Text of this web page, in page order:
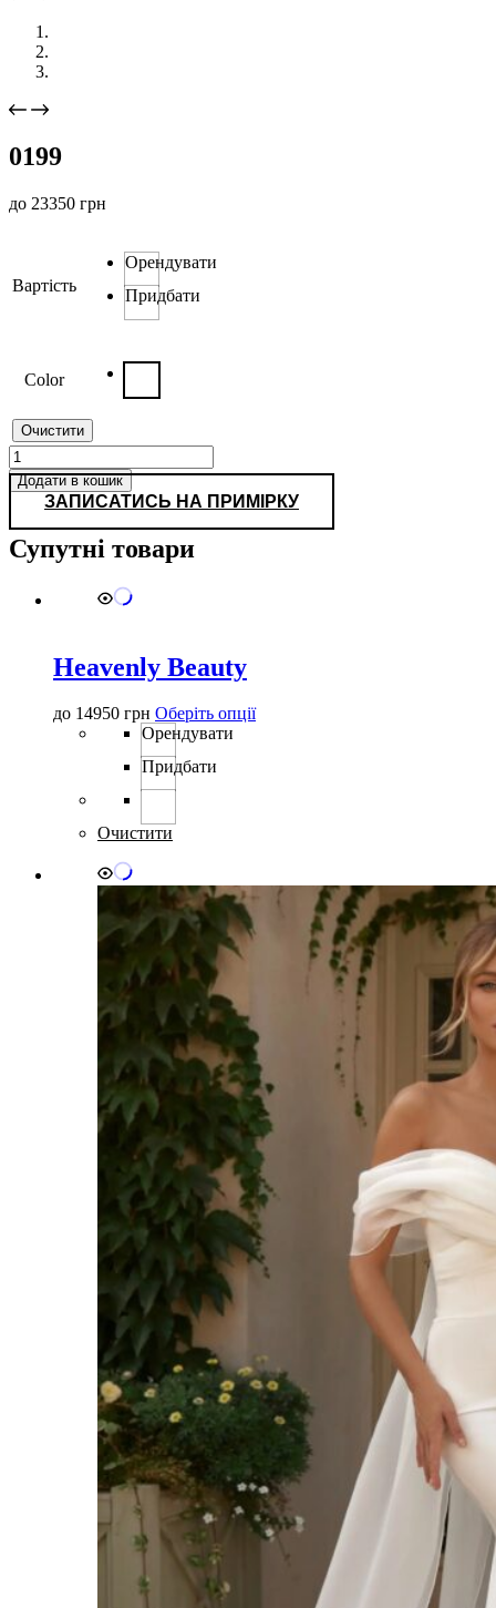
0199
до 23350 грн
Вартість
Орендувати
Придбати
Color
Очистити
0199
кількість
Додати в кошик
ЗАПИСАТИСЬ НА ПРИМІРКУ
Супутні товари
Heavenly Beauty
до 14950 грн Оберіть опціїЦей
сторінці
Орендувати
Придбати
Очистити